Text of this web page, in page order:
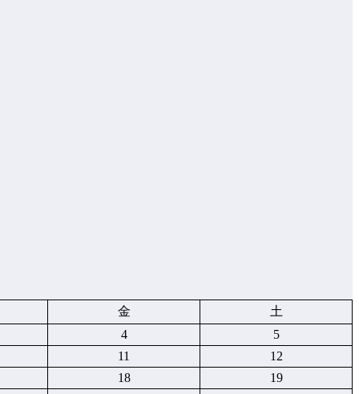
金
土
4
5
11
12
18
19